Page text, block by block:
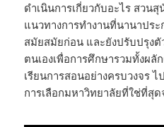
ดำเนินการเกี่ยวกับอะไร สวน
แนวทางการทำงานที่นานาปร
สมัยสมัยก่อน และยังปรับปรุงตั
ตนเองเพื่อการศึกษารวมทั้งผลั
เรียนการสอนอย่างครบวงจร
การเลือกมหาวิทยาลัยที่ใช่ที่สุ